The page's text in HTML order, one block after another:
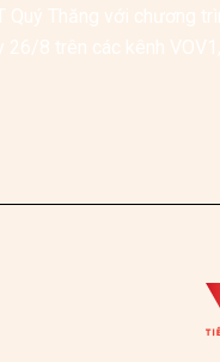
Thăng với chương
8 trên các kênh